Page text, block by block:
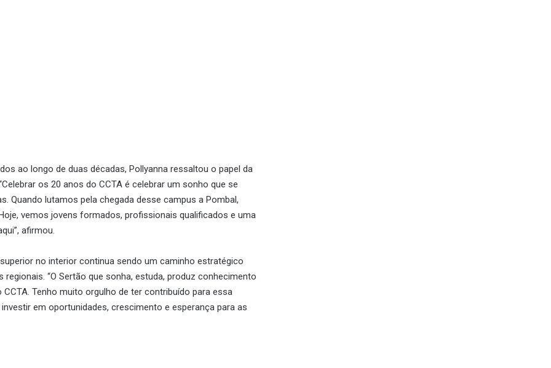
ao longo de duas décadas, Pollyanna ressaltou o papel da
os 20 anos do CCTA é celebrar um sonho que se
Quando lutamos pela chegada desse campus a Pombal,
vemos jovens formados, profissionais qualificados e uma
afirmou.
no interior continua sendo um caminho estratégico
“O Sertão que sonha, estuda, produz conhecimento
Tenho muito orgulho de ter contribuído para essa
em oportunidades, crescimento e esperança para as